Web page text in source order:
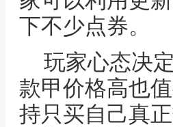
下不少点券。
玩家心态决
款甲价格高也
持只买自己真